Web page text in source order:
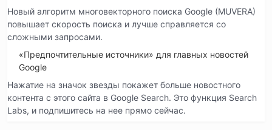
Новый алгоритм многовекторного поиска Google (MUVERA)
повышает скорость поиска и лучше справляется со
сложными запросами.
«Предпочтительные источники» для главных новостей
Google
Нажатие на значок звезды покажет больше новостного
контента с этого сайта в Google Search. Это функция Search
Labs, и подпишитесь на нее прямо сейчас.